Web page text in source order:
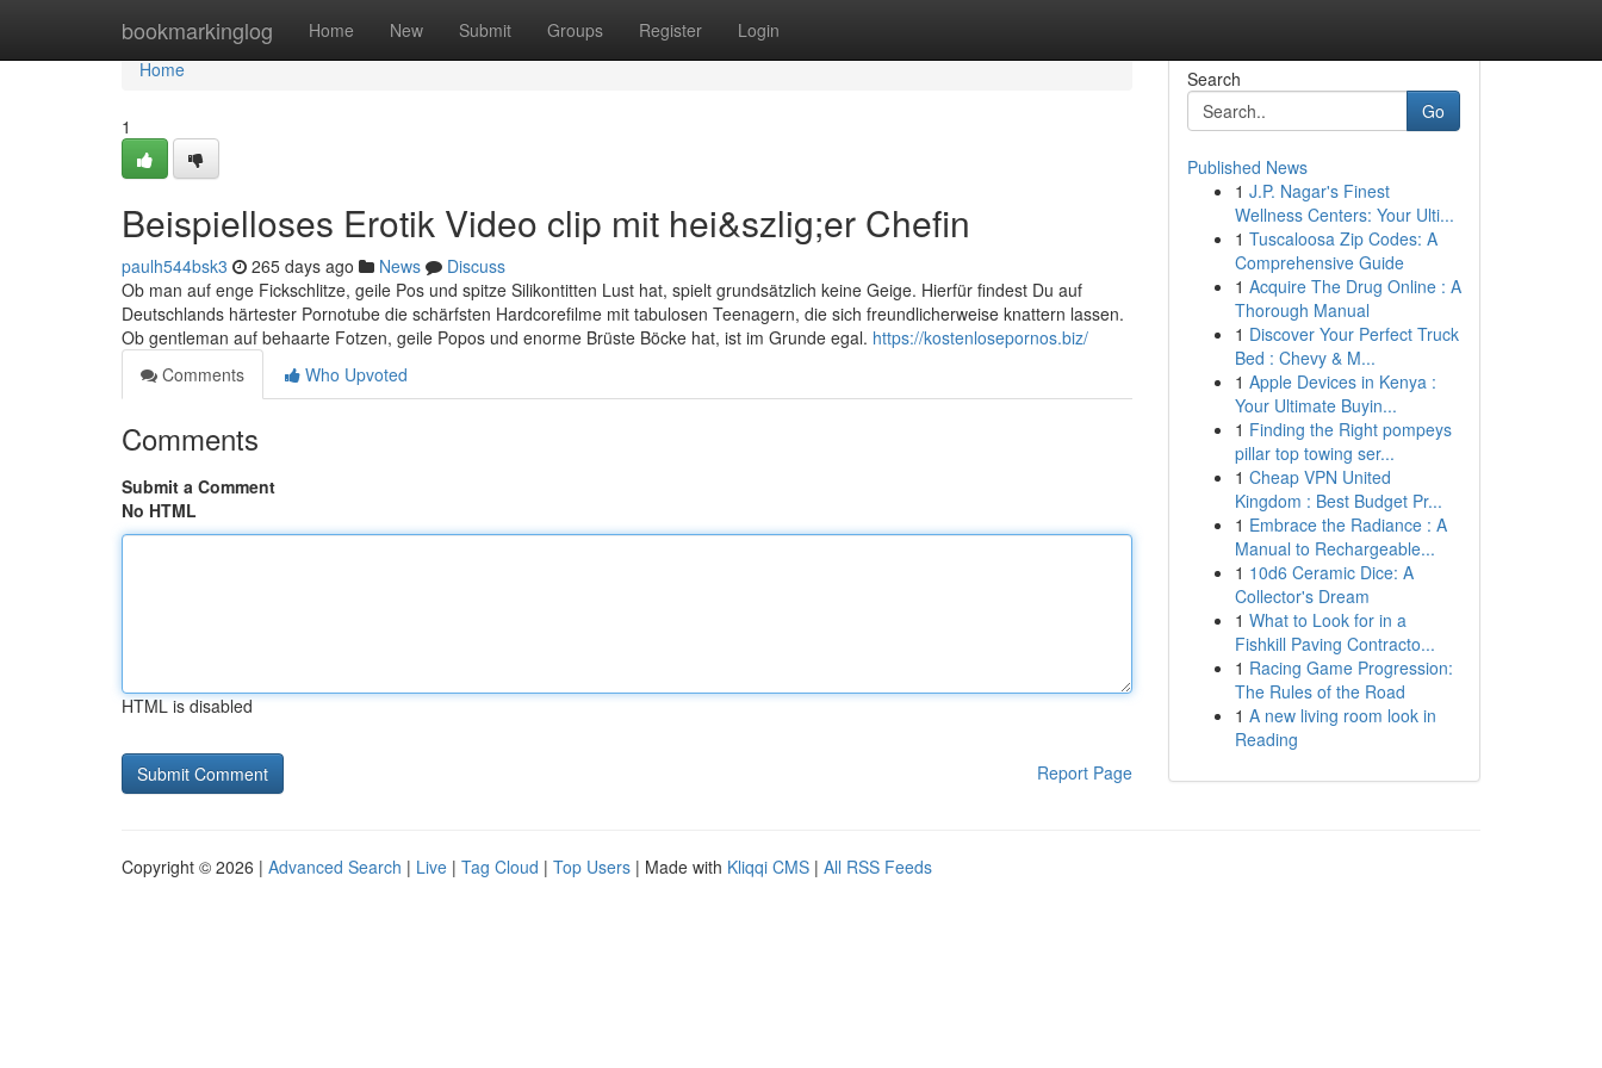
bookmarkinglog Home New Submit Groups Register Login
Home
Home
1
Beispielloses Erotik Video clip mit hei&szlig;er Chefin
paulh544bsk3 265 days ago News
Discuss
Ob man auf enge Fickschlitze, geile Pos und spitze Silikontitten Lust hat, spielt grundsätzlich keine Geige. Hierfür findest Du auf
Deutschlands härtester Pornotube die schärfsten Hardcorefilme mit tabulosen Teenagern, die sich freundlicherweise knattern lassen.
Ob gentleman auf behaarte Fotzen, geile Popos und enorme Brüste Böcke hat, ist im Grunde egal. https://kostenlosepornos.biz/
Comments
Who Upvoted
Comments
Submit a Comment
No HTML
HTML is disabled
Report Page
Search
Go
Published News
1 J.P. Nagar's Finest
Wellness Centers: Your Ulti...
1 Tuscaloosa Zip Codes: A
Comprehensive Guide
1 Acquire The Drug Online : A
Thorough Manual
1 Discover Your Perfect Truck
Bed : Chevy & M...
1 Apple Devices in Kenya :
Your Ultimate Buyin...
1 Finding the Right pompeys
pillar top towing ser...
1 Cheap VPN United
Kingdom : Best Budget Pr...
1 Embrace the Radiance : A
Manual to Rechargeable...
1 10d6 Ceramic Dice: A
Collector's Dream
1 What to Look for in a
Fishkill Paving Contracto...
1 Racing Game Progression:
The Rules of the Road
1 A new living room look in
Reading
Copyright © 2026 | Advanced Search | Live | Tag Cloud | Top Users | Made with Kliqqi CMS | All RSS Feeds